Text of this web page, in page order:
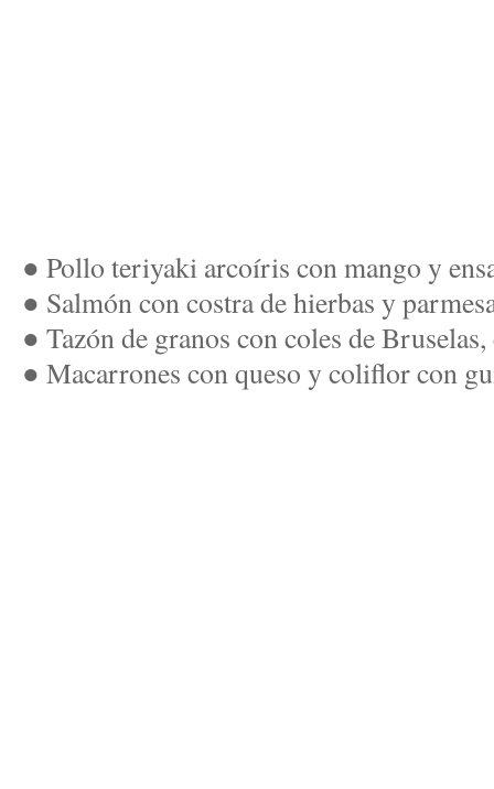
● Pollo teriyaki arcoíris con mango y
● Salmón con costra de hierbas y
● Tazón de granos con coles de
● Macarrones con queso y coliflor con